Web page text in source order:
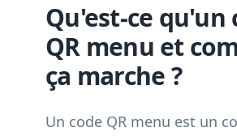
Qu'est-ce qu'un
QR menu et
ça marche ?
Un code QR menu est un